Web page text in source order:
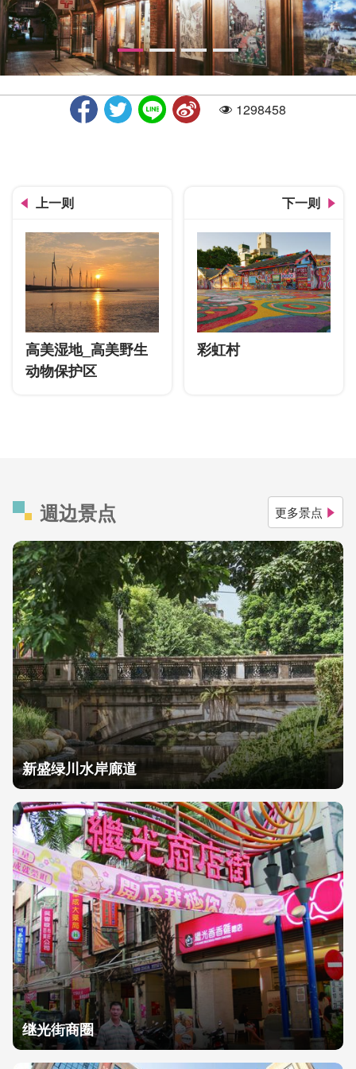
人气1298458
上一则
高美湿地_高美野生
动物保护区
下一则
彩虹村
週边景点 更多景点
新盛绿川水岸廊道
继光街商圈